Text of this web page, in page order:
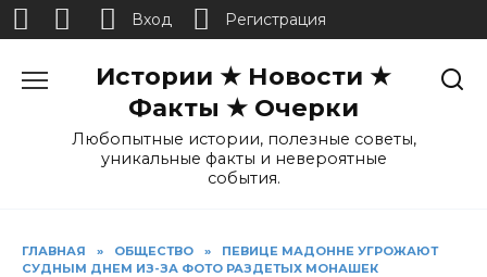
Истории ★ Новости ★
Факты ★ Очерки
Любопытные истории, полезные советы,
уникальные факты и невероятные
события.
ГЛАВНАЯ » ОБЩЕСТВО »
ПЕВИЦЕ МАДОННЕ УГРОЖАЮТ
СУДНЫМ ДНЕМ ИЗ-ЗА ФОТО РАЗДЕТЫХ МОНАШЕК
Вход Регистрация